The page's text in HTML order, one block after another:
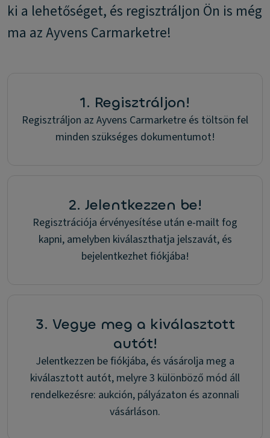
ki a lehetőséget, és regisztráljon Ön is még
ma az Ayvens Carmarketre!
1. Regisztráljon!
Regisztráljon az Ayvens Carmarketre és töltsön fel
minden szükséges dokumentumot!
2. Jelentkezzen be!
Regisztrációja érvényesítése után e-mailt fog
kapni, amelyben kiválaszthatja jelszavát, és
bejelentkezhet fiókjába!
3. Vegye meg a kiválasztott
autót!
Jelentkezzen be fiókjába, és vásárolja meg a
kiválasztott autót, melyre 3 különböző mód áll
rendelkezésre: aukción, pályázaton és azonnali
vásárláson.